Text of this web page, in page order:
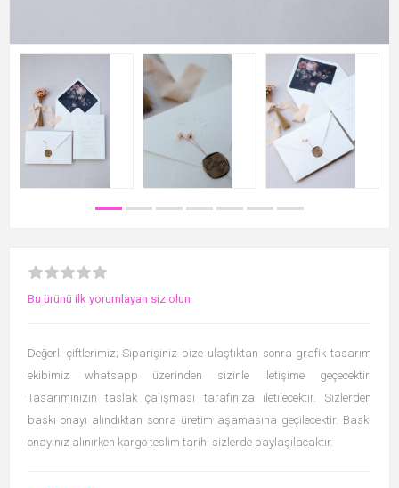
Bu ürünü ilk yorumlayan siz olun
Değerli çiftlerimiz; Siparişiniz bize ulaştıktan sonra grafik tasarım
ekibimiz whatsapp üzerinden sizinle iletişime geçecektir.
Tasarımınızın taslak çalışması tarafınıza iletilecektir. Sizlerden
baskı onayı alındıktan sonra üretim aşamasına geçilecektir. Baskı
onayınız alınırken kargo teslim tarihi sizlerde paylaşılacaktır.